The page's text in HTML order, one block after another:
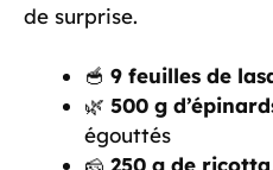
de surprise.
🥣 9 feuilles de
🌿 500 g
égouttés
🧀 250 g de ricotta